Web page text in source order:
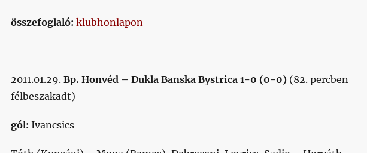
összefoglaló: klubhonlapon
—————
2011.01.29. Bp. Honvéd – Dukla Banska Bystrica 1-0 (0-0) (82. percben
félbeszakadt)
gól: Ivancsics